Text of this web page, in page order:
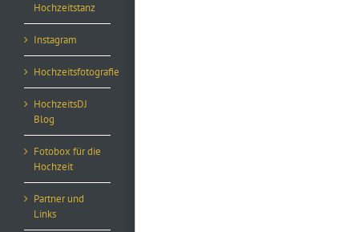
Hochzeitstanz
Instagram
Hochzeitsfotografie
HochzeitsDJ
Blog
Fotobox für die
Hochzeit
Partner und
Links